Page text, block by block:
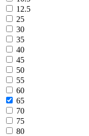
12.5
25
30
35
40
45
50
55
60
65
70
75
80